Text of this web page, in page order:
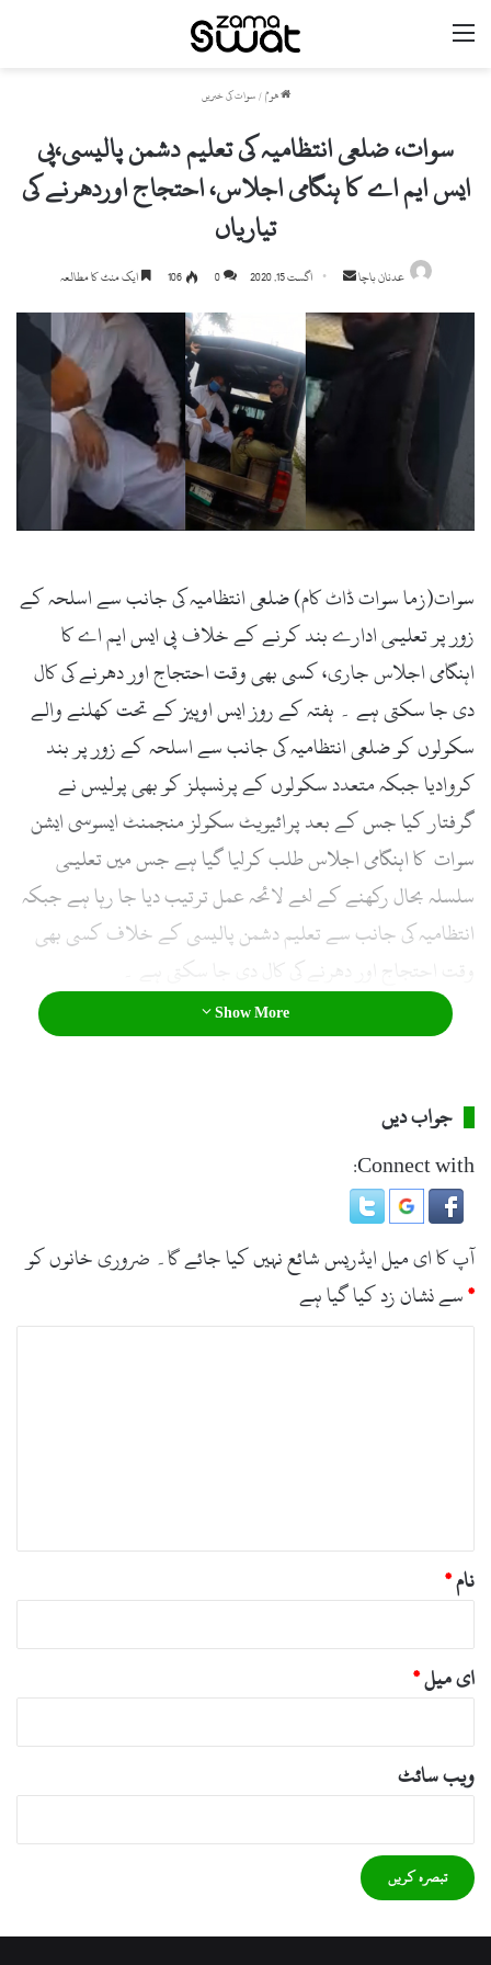
مینو
ھوم / سوات کی خبریں
سوات، ضلعی انتظامیہ کی تعلیم دشمن پالیسی،پی
ایس ایم اے کا ہنگامی اجلاس، احتجاج اوردھرنے کی
تیاریاں
عدنان باچا
Send
email
اگست 15, 2020 0
106 ایک منٹ کا مطالعہ
سوات(زما سوات ڈاٹ کام) ضلعی انتظامیہ کی جانب سے اسلحہ کے
زور پر تعلیمی ادارے بند کرنے کے خلاف پی ایس ایم اے کا
اہنگامی اجلاس جاری، کسی بھی وقت احتجاج اور دھرنے کی کال
دی جا سکتی ہے ۔ ہفتہ کے روز ایس اوپیز کے تحت کھلنے والے
سکولوں کو ضلعی انتظامیہ کی جانب سے اسلحہ کے زور پر بند
کروادیا جبکہ متعدد سکولوں کے پرنسپلز کو بھی پولیس نے
گرفتار کیا جس کے بعد پرائیویٹ سکولز منجمنٹ ایسوسی ایشن
سوات کا اہنگامی اجلاس طلب کرلیا گیا ہے جس میں تعلیمی
سلسلہ بحال رکھنے کے لئے لائحہ عمل ترتیب دیا جا رہا ہے جبکہ
انتظامیہ کی جانب سے تعلیم دشمن پالیسی کے خلاف کسی بھی
وقت احتجاج اور دھرنے کی کال دی جا سکتی ہے ۔
Show More
جواب دیں
Connect with:
آپ کا ای میل ایڈریس شائع نہیں کیا جائے گا۔ ضروری خانوں کو
*سے نشان زد کیا گیا ہے
نام*
ای میل*
ویب‌ سائٹ